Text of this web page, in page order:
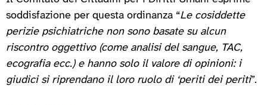
soddisfazione per questa ordinanza “Le cosiddette
perizie psichiatriche non sono basate su alcun
riscontro oggettivo (come analisi del sangue, TAC,
ecografia ecc.) e hanno solo il valore di opinioni: i
giudici si riprendano il loro ruolo di ‘periti dei periti”.